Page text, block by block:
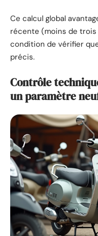
Ce calcul global
récente (moins de trois
condition de vérifier
précis.
Contrôle
un paramètre